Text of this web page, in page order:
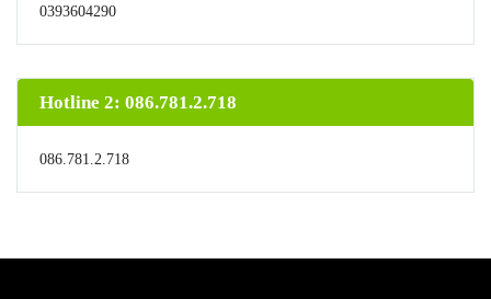
0393604290
Hotline 2: 086.781.2.718
086.781.2.718